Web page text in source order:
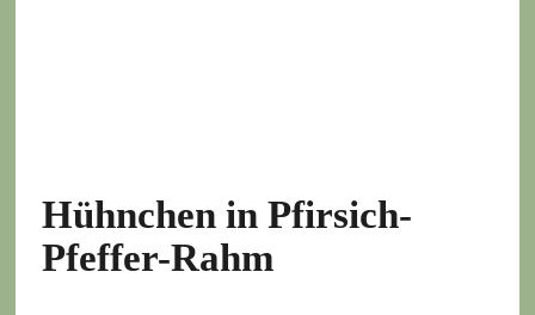
Hühnchen in Pfirsich-
Pfeffer-Rahm